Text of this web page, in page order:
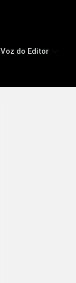
Voz do Editor